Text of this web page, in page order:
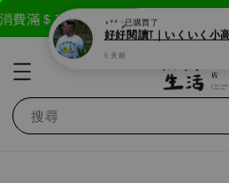
費滿＄1800免運費 現在去購物！
搜尋
⋆** ༘已購買了
5 天前